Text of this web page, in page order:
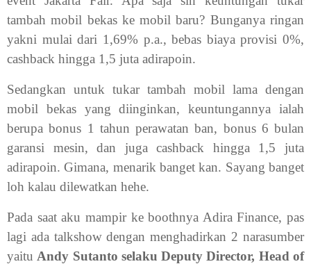
tambah mobil bekas ke mobil baru? Bunganya ringan
yakni mulai dari 1,69% p.a., bebas biaya provisi 0%,
cashback hingga 1,5 juta adirapoin.
Sedangkan untuk tukar tambah mobil lama dengan
mobil bekas yang diinginkan, keuntungannya ialah
berupa bonus 1 tahun perawatan ban, bonus 6 bulan
garansi mesin, dan juga cashback hingga 1,5 juta
adirapoin. Gimana, menarik banget kan. Sayang banget
loh kalau dilewatkan hehe.
Pada saat aku mampir ke boothnya Adira Finance, pas
lagi ada talkshow dengan menghadirkan 2 narasumber
yaitu Andy Sutanto selaku Deputy Director, Head of